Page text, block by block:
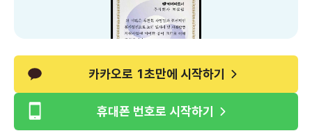
카카오로 1초만에 시작하기
휴대폰 번호로 시작하기